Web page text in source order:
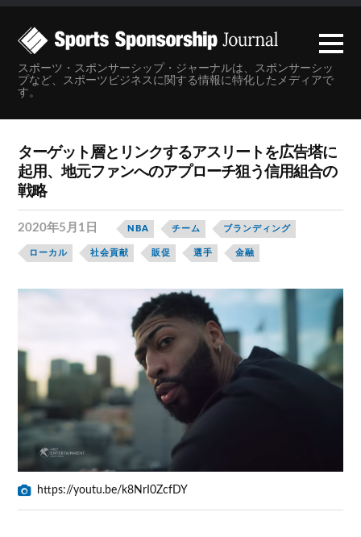
スポーツ・スポンサーシップ・ジャーナルは、スポンサーシッ
プなど、スポーツビジネスに関する情報に特化したメディアで
す。
ターゲット層とリンクするアスリートを広告塔に
起用、地元ファンへのアプローチ狙う信用組合の
戦略
2020年5月1日 NBA チーム ブランディング
ローカル 社会貢献 販促 選手 金融
https://youtu.be/k8NrI0ZcfDY